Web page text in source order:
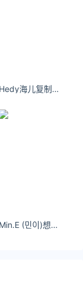
费另计,单位:
Hedy海儿复制别人的资料,诠释自己的心情
Min.E (민이)想送你回家的人，东南西北都顺路